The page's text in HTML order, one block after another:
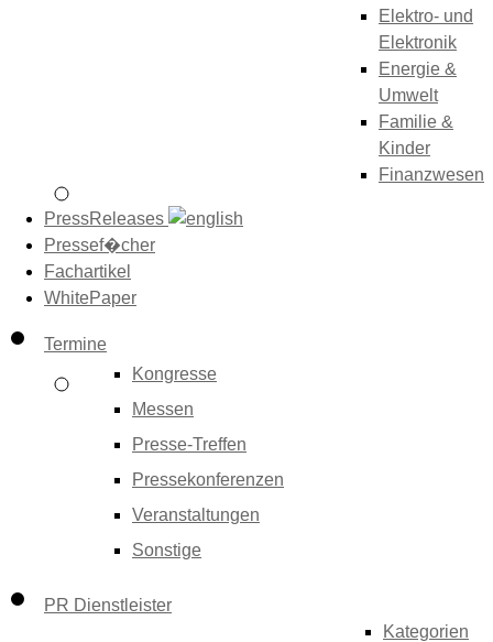
Elektro- und
Elektronik
Energie &
Umwelt
Familie &
Kinder
Finanzwesen
PressReleases
Pressef�cher
Fachartikel
WhitePaper
Termine
Kongresse
Messen
Presse-Treffen
Pressekonferenzen
Veranstaltungen
Sonstige
PR Dienstleister
Kategorien